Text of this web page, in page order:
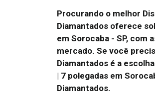
Procurando o melhor
Diamantados oferece
em Sorocaba - SP, com
mercado. Se você
Diamantados é a
| 7 polegadas em
Diamantados.